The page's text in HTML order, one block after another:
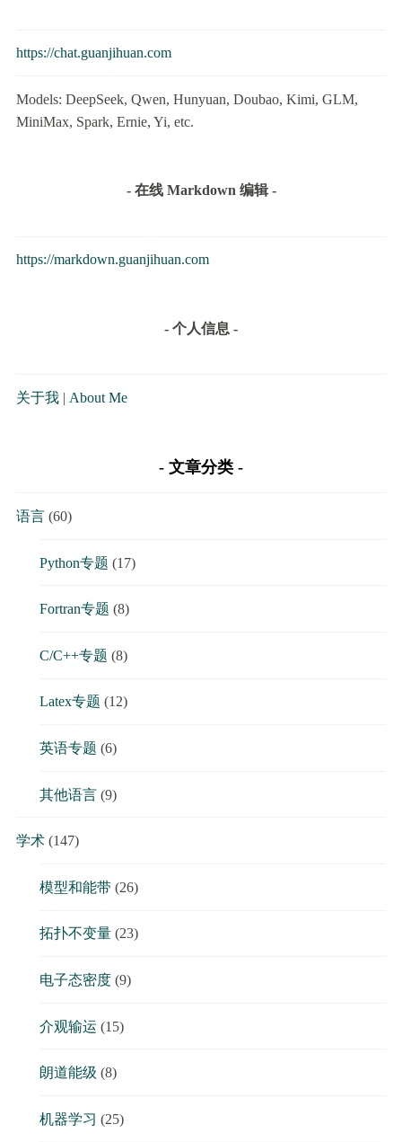
https://chat.guanjihuan.com
Models: DeepSeek, Qwen, Hunyuan, Doubao, Kimi, GLM,
MiniMax, Spark, Ernie, Yi, etc.
- 在线 Markdown 编辑 -
https://markdown.guanjihuan.com
- 个人信息 -
关于我| About Me
文章分类
语言(60)
Python专题 (17)
Fortran专题 (8)
C/C++专题 (8)
Latex专题 (12)
英语专题 (6)
其他语言(9)
学术(147)
模型和能带(26)
拓扑不变量(23)
电子态密度(9)
介观输运 (15)
朗道能级 (8)
机器学习 (25)